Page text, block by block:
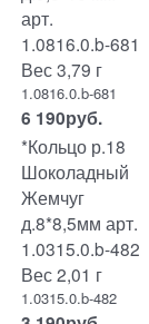
арт.
1.0816.0.b-681
Вес 3,79 г
1.0816.0.b-681
6 190руб.
*Кольцо р.18
Шоколадный
Жемчуг
д.8*8,5мм арт.
1.0315.0.b-482
Вес 2,01 г
1.0315.0.b-482